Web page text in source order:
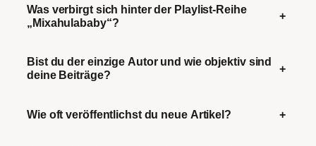
Was verbirgt sich hinter der Playlist-Reihe
„Mixahulababy“?
+
Bist du der einzige Autor und wie objektiv sind
deine Beiträge?
+
Wie oft veröffentlichst du neue Artikel? +